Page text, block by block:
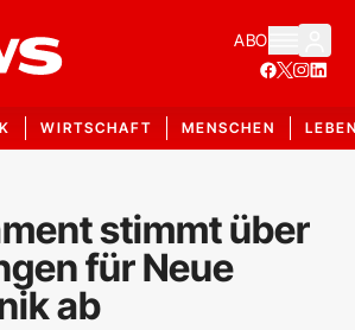
ABO
WIRTSCHAFT MENSCHEN
stimmt über
für Neue
ab